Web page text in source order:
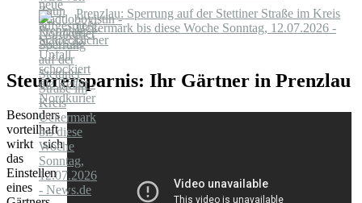
Prenzlau: Sperrung auf der Stettiner Straße im Kreis
Uckermark bis diese Woche Sonntag, 12.07.2026 -
News.de
Steuerersparnis: Ihr Gärtner in Prenzlau
Besonders
vorteilhaft
wirkt sich
das
Einstellen
eines